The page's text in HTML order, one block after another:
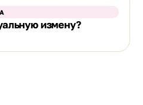
измену?